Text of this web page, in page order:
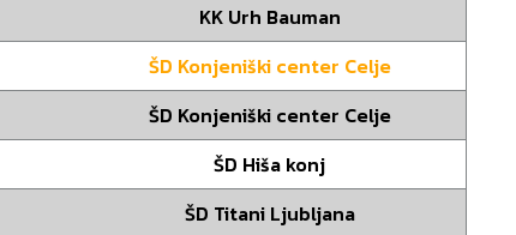
KK Urh Bauman
ŠD Konjeniški center Celje
ŠD Konjeniški center Celje
ŠD Hiša konj
ŠD Titani Ljubljana